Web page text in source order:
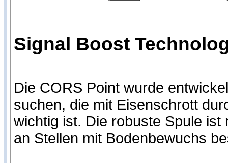
Signal Boost
Die CORS Point wurde
suchen, die mit Eisenschrott
wichtig ist. Die robuste Spule
an Stellen mit Bodenbewuchs